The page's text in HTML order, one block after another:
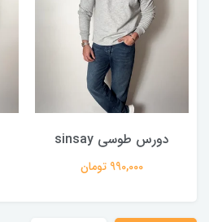
دورس طوسی sinsay
990,000 تومان